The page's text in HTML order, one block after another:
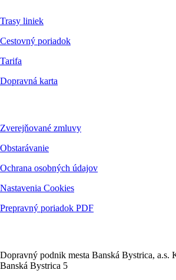
Trasy liniek
Cestovný poriadok
Tarifa
Dopravná karta
Zverejňované zmluvy
Obstarávanie
Ochrana osobných údajov
Nastavenia Cookies
Prepravný poriadok PDF
Dopravný podnik mesta Banská Bystrica, a.s.
Banská Bystrica 5